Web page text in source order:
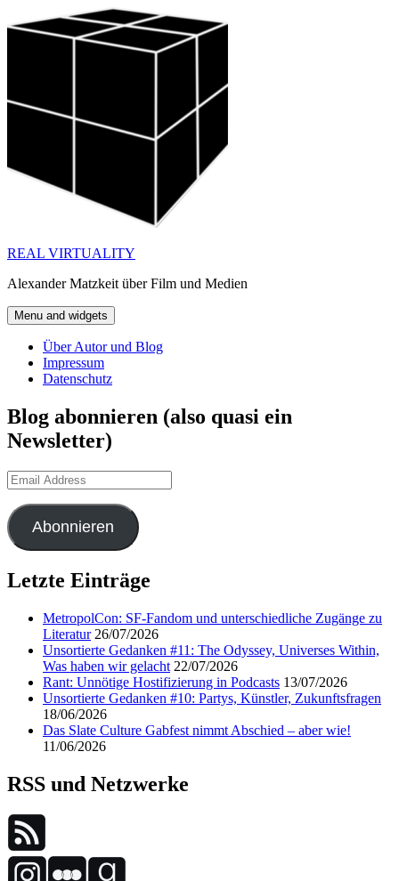
to
REAL VIRTUALITY
Alexander Matzkeit über Film und Medien
Menu and widgets
Über Autor und Blog
Impressum
Datenschutz
Blog abonnieren (also quasi ein
Newsletter)
Email
Address
Abonnieren
Letzte Einträge
MetropolCon: SF-Fandom und unterschiedliche Zugänge zu
Literatur 26/07/2026
Unsortierte Gedanken #11: The Odyssey, Universes Within,
Was haben wir gelacht 22/07/2026
Rant: Unnötige Hostifizierung in Podcasts 13/07/2026
Unsortierte Gedanken #10: Partys, Künstler, Zukunftsfragen
18/06/2026
Das Slate Culture Gabfest nimmt Abschied – aber wie!
11/06/2026
RSS und Netzwerke